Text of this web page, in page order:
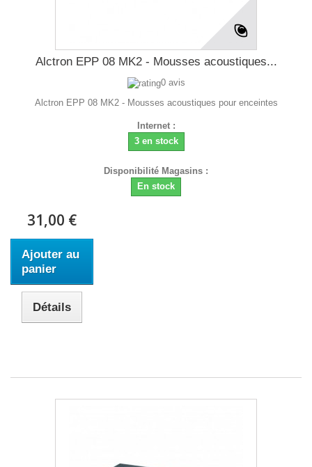
Alctron EPP 08 MK2 - Mousses acoustiques...
0 avis
Alctron EPP 08 MK2 - Mousses acoustiques pour enceintes
Internet :
3 en stock
Disponibilité Magasins :
En stock
31,00 €
Ajouter au
panier
Détails